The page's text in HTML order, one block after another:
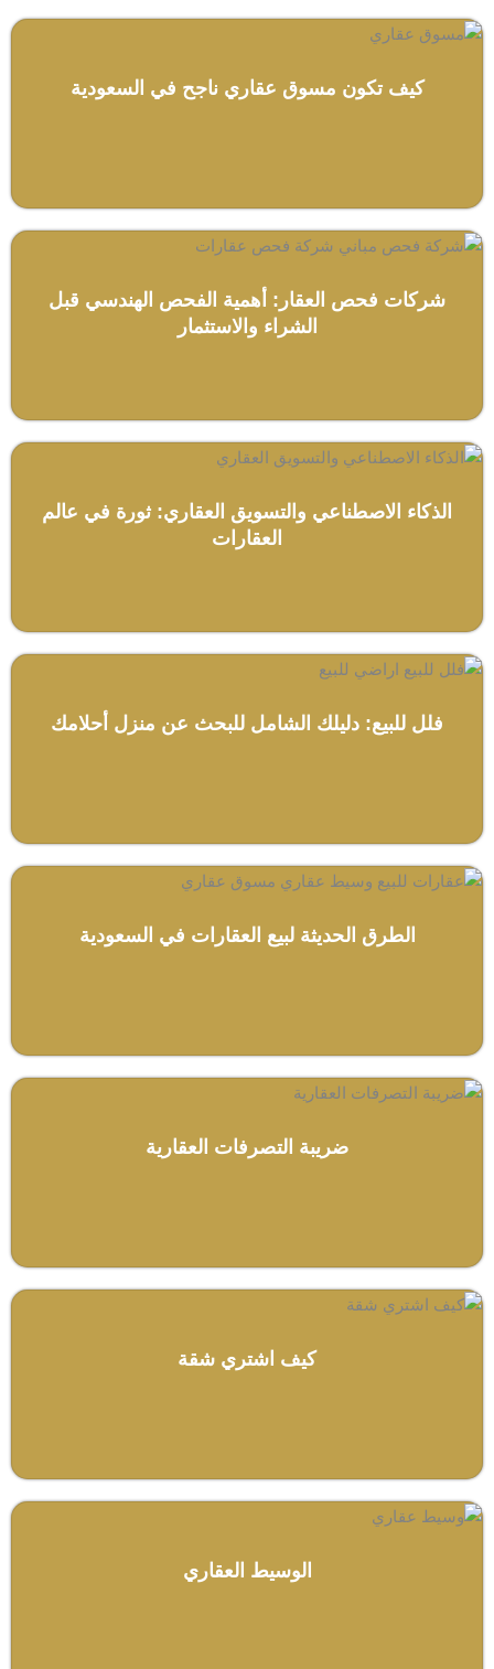
كيف تكون مسوق عقاري ناجح في السعودية
شركات فحص العقار: أهمية الفحص الهندسي قبل
الشراء والاستثمار
الذكاء الاصطناعي والتسويق العقاري: ثورة في عالم
العقارات
فلل للبيع: دليلك الشامل للبحث عن منزل أحلامك
الطرق الحديثة لبيع العقارات في السعودية
ضريبة التصرفات العقارية
كيف اشتري شقة
الوسيط العقاري